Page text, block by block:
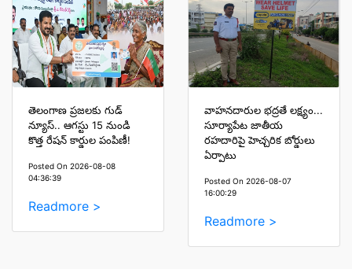
తెలంగాణ ప్రజలకు గుడ్
న్యూస్.. ఆగస్టు 15 నుండి
కొత్త రేషన్ కార్డుల పంపిణీ!
Posted On 2026-08-08
04:36:39
Readmore >
వాహనదారుల భద్రతే లక్ష్యం...
సూర్యాపేట జాతీయ
రహదారిపై హెచ్చరిక బోర్డులు
ఏర్పాటు
Posted On 2026-08-07
16:00:29
Readmore >